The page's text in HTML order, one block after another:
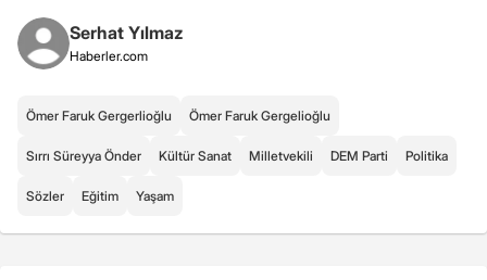
Serhat Yılmaz
Haberler.com
Ömer Faruk Gergerlioğlu Ömer Faruk Gergelioğlu
Sırrı Süreyya Önder Kültür Sanat Milletvekili DEM Parti Politika
Sözler Eğitim Yaşam